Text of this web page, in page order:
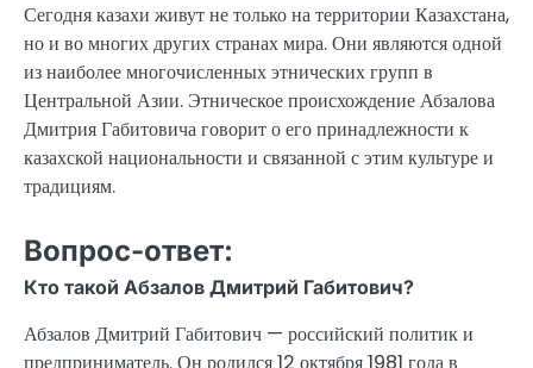
Сегодня казахи живут не только на территории Казахстана,
но и во многих других странах мира. Они являются одной
из наиболее многочисленных этнических групп в
Центральной Азии. Этническое происхождение Абзалова
Дмитрия Габитовича говорит о его принадлежности к
казахской национальности и связанной с этим культуре и
традициям.
Вопрос-ответ:
Кто такой Абзалов Дмитрий Габитович?
Абзалов Дмитрий Габитович — российский политик и